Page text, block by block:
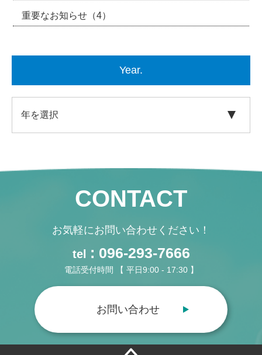
重要なお知らせ （4）
Year.
CONTACT
お気軽にお問い合わせください！
tel : 096-293-7666
電話受付時間 【 平日9:00 - 17:30 】
お問い合わせ